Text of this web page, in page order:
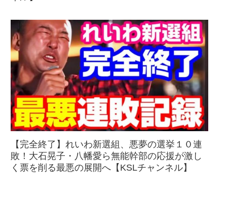
【完全終了】れいわ新選組、悪夢の選挙１０連
敗！大石晃子・八幡愛ら無能幹部の応援が激し
く票を削る最悪の展開へ【KSLチャンネル】